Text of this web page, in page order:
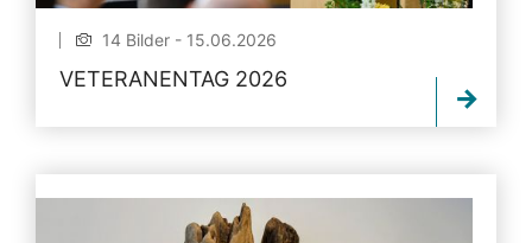
14 Bilder - 15.06.2026
VETERANENTAG 2026